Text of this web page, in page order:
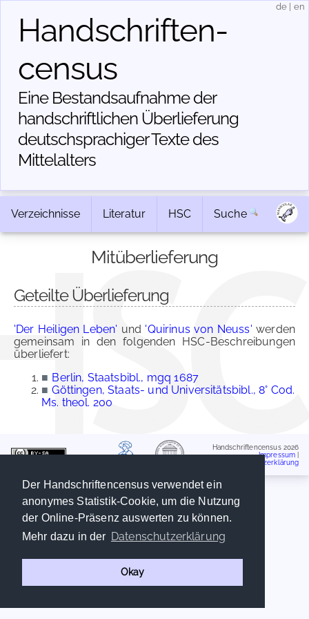
Der Handschriftencensus verwendet ein
anonymes Statistik-Cookie, um die Nutzung
der Online-Präsenz auswerten zu können.
Mehr dazu in der Datenschutzerklärung
Okay
Handschriften­
census
Eine Bestandsaufnahme der
handschriftlichen Über­lieferung
deutschsprachiger Texte des
Mittelalters
de en
Verzeichnisse Literatur HSC Suche
Mitüberlieferung
Geteilte Überlieferung
'Der Heiligen Leben' und 'Quirinus von Neuss' werden
gemeinsam in den folgenden HSC-Beschreibungen
überliefert:
■ Berlin, Staatsbibl., mgq 1687
■ Göttingen, Staats- und Universitätsbibl., 8° Cod.
Ms. theol. 200
Handschriftencensus 2026
Impressum
Datenschutzerklärung